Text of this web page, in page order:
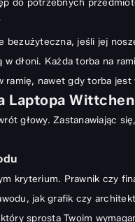
bezużyteczna, jeśli jej
dłoni. Każda torba na
ramię, nawet gdy torba
Laptopa
głowy. Zastanawiając
kryterium. Prawnik czy
jak grafik czy
sprosta Twoim